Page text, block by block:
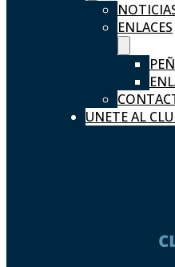
ENLACES
UNETE AL